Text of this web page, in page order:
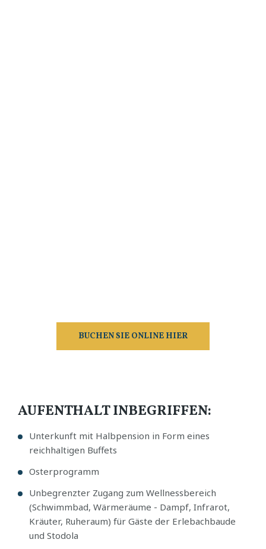
BUCHEN SIE ONLINE HIER
AUFENTHALT INBEGRIFFEN:
Unterkunft mit Halbpension in Form eines
reichhaltigen Buffets
Osterprogramm
Unbegrenzter Zugang zum Wellnessbereich
(Schwimmbad, Wärmeräume - Dampf, Infrarot,
Kräuter, Ruheraum) für Gäste der Erlebachbaude
und Stodola